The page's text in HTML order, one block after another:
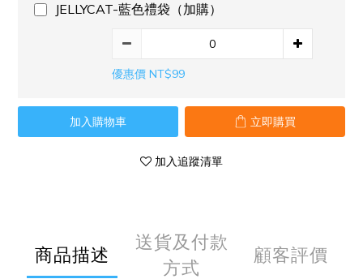
JELLYCAT-藍色禮袋（加購）
優惠價 NT$99
加入購物車 立即購買
加入追蹤清單
商品描述
送貨及付款
方式
顧客評價